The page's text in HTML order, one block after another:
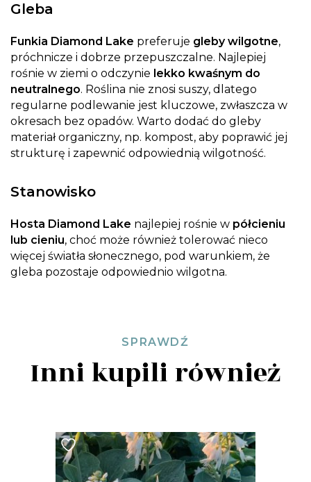
Gleba
Funkia Diamond Lake preferuje gleby wilgotne,
próchnicze i dobrze przepuszczalne. Najlepiej
rośnie w ziemi o odczynie lekko kwaśnym do
neutralnego. Roślina nie znosi suszy, dlatego
regularne podlewanie jest kluczowe, zwłaszcza w
okresach bez opadów. Warto dodać do gleby
materiał organiczny, np. kompost, aby poprawić jej
strukturę i zapewnić odpowiednią wilgotność.
Stanowisko
Hosta Diamond Lake najlepiej rośnie w półcieniu
lub cieniu, choć może również tolerować nieco
więcej światła słonecznego, pod warunkiem, że
gleba pozostaje odpowiednio wilgotna.
SPRAWDŹ
Inni kupili również